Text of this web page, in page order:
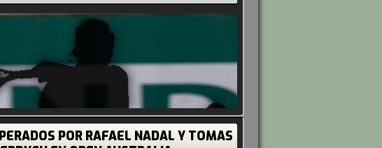
POR RAFAEL NADAL Y TOMAS